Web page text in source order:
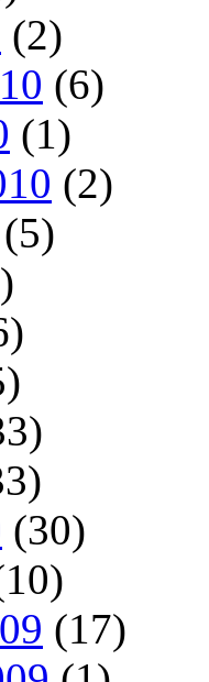
(2)
(6)
(1)
(2)
(5)
(30)
(17)